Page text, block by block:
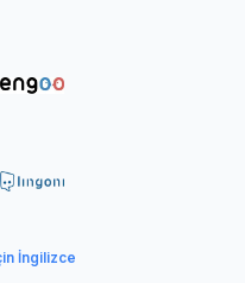
İngilizce